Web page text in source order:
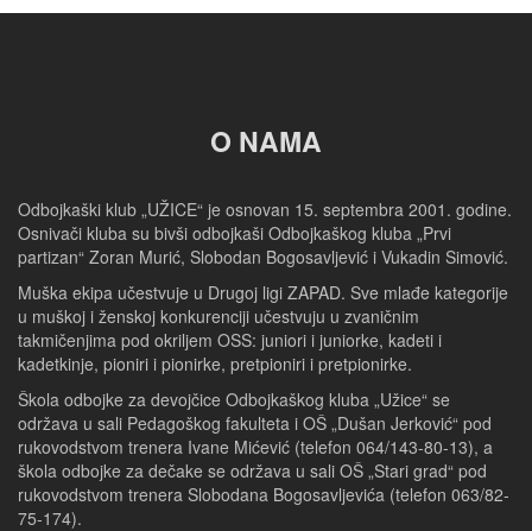
O NAMA
Odbojkaški klub „UŽICE“ je osnovan 15. septembra 2001. godine.
Osnivači kluba su bivši odbojkaši Odbojkaškog kluba „Prvi
partizan“ Zoran Murić, Slobodan Bogosavljević i Vukadin Simović.
Muška ekipa učestvuje u Drugoj ligi ZAPAD. Sve mlađe kategorije
u muškoj i ženskoj konkurenciji učestvuju u zvaničnim
takmičenjima pod okriljem OSS: juniori i juniorke, kadeti i
kadetkinje, pioniri i pionirke, pretpioniri i pretpionirke.
Škola odbojke za devojčice Odbojkaškog kluba „Užice“ se
održava u sali Pedagoškog fakulteta i OŠ „Dušan Jerković“ pod
rukovodstvom trenera Ivane Mićević (telefon 064/143-80-13), a
škola odbojke za dečake se održava u sali OŠ „Stari grad“ pod
rukovodstvom trenera Slobodana Bogosavljevića (telefon 063/82-
75-174).